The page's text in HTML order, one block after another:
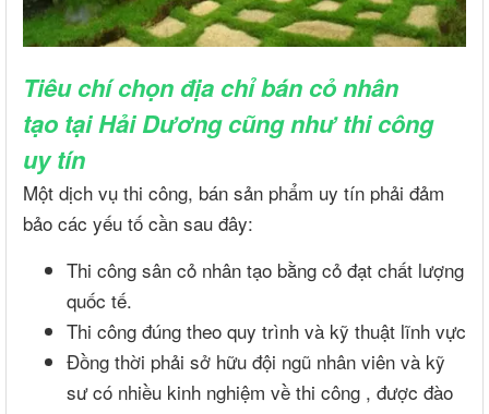
Tiêu chí chọn địa chỉ bán cỏ nhân
tạo tại Hải Dương cũng như thi công
uy tín
Một dịch vụ thi công, bán sản phẩm uy tín phải đảm
bảo các yếu tố cần sau đây:
Thi công sân cỏ nhân tạo bằng cỏ đạt chất lượng
quốc tế.
Thi công đúng theo quy trình và kỹ thuật lĩnh vực
Đồng thời phải sở hữu đội ngũ nhân viên và kỹ
sư có nhiều kinh nghiệm về thi công , được đào